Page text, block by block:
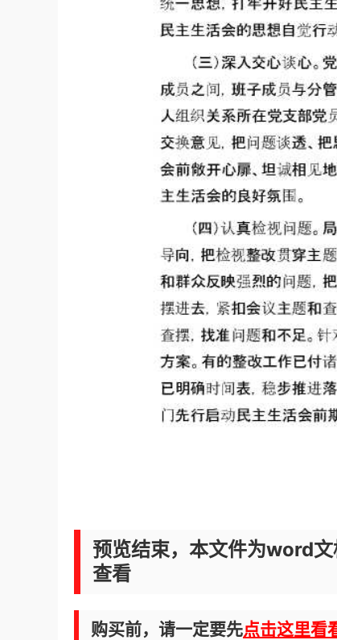
预览结束，本文件为word
查看
购买前，请一定要先点击这里看